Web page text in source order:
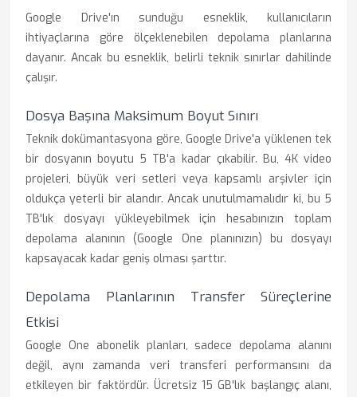
Google Drive'ın sunduğu esneklik, kullanıcıların
ihtiyaçlarına göre ölçeklenebilen depolama planlarına
dayanır. Ancak bu esneklik, belirli teknik sınırlar dahilinde
çalışır.
Dosya Başına Maksimum Boyut Sınırı
Teknik dokümantasyona göre, Google Drive'a yüklenen tek
bir dosyanın boyutu 5 TB'a kadar çıkabilir. Bu, 4K video
projeleri, büyük veri setleri veya kapsamlı arşivler için
oldukça yeterli bir alandır. Ancak unutulmamalıdır ki, bu 5
TB'lık dosyayı yükleyebilmek için hesabınızın toplam
depolama alanının (Google One planınızın) bu dosyayı
kapsayacak kadar geniş olması şarttır.
Depolama Planlarının Transfer Süreçlerine
Etkisi
Google One abonelik planları, sadece depolama alanını
değil, aynı zamanda veri transferi performansını da
etkileyen bir faktördür. Ücretsiz 15 GB'lık başlangıç alanı,